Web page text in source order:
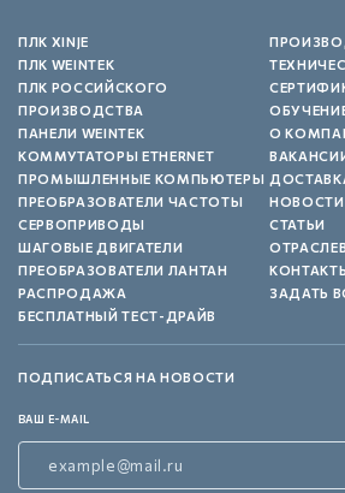
ПЛК XINJE
ПЛК WEINTEK
ПЛК РОССИЙСКОГО
ПРОИЗВОДСТВА
ПАНЕЛИ WEINTEK
КОММУТАТОРЫ ETHERNET
ПРОМЫШЛЕННЫЕ КОМПЬЮТЕРЫ
ПРЕОБРАЗОВАТЕЛИ ЧАСТОТЫ
СЕРВОПРИВОДЫ
ШАГОВЫЕ ДВИГАТЕЛИ
ПРЕОБРАЗОВАТЕЛИ ЛАНТАН
РАСПРОДАЖА
БЕСПЛАТНЫЙ ТЕСТ-ДРАЙВ
О
НОВОСТИ
СТАТЬИ
ЗАДАТЬ
ПОДПИСАТЬСЯ НА НОВОСТИ
ВАШ E-MAIL